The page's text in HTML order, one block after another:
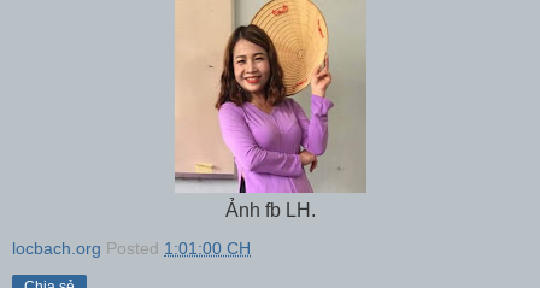
Ảnh fb LH.
locbach.org Posted 1:01:00 CH